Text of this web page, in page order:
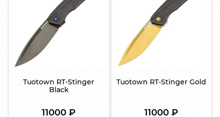
Tuotown RT-Stinger
Black
11000₽
Tuotown RT-Stinger Gold
11000 ₽